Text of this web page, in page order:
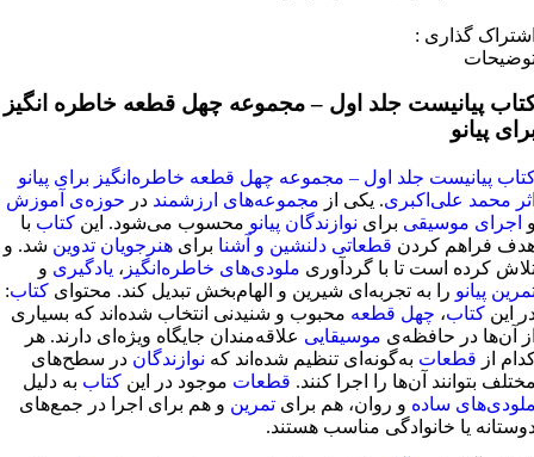
گذاری :
پیانیست جلد اول – مجموعه چهل قطعه خاطره انگیز
پیانو
پیانیست جلد اول – مجموعه چهل قطعه خاطره‌انگیز برای پیانو
محمد علی‌اکبری. یکی از مجموعه‌های ارزشمند در حوزه‌ی آموزش
اجرای موسیقی برای نوازندگان پیانو محسوب می‌شود. این کتاب با
فراهم کردن قطعاتی دلنشین و آشنا برای هنرجویان تدوین شد. و
کرده است تا با گردآوری ملودی‌های خاطره‌انگیز ، یادگیری و
پیانو را به تجربه‌ای شیرین و الهام‌بخش تبدیل کند. محتوای کتاب:
این کتاب، چهل قطعه محبوب و شنیدنی انتخاب شده‌اند که بسیاری
آن‌ها در حافظه‌ی موسیقایی علاقه‌مندان جایگاه ویژه‌ای دارند. هر
از قطعات به‌گونه‌ای تنظیم شده‌اند که نوازندگان در سطح‌های
بتوانند آن‌ها را اجرا کنند. قطعات موجود در این کتاب به دلیل
ساده و روان، هم برای تمرین و هم برای اجرا در جمع‌های
یا خانوادگی مناسب هستند.